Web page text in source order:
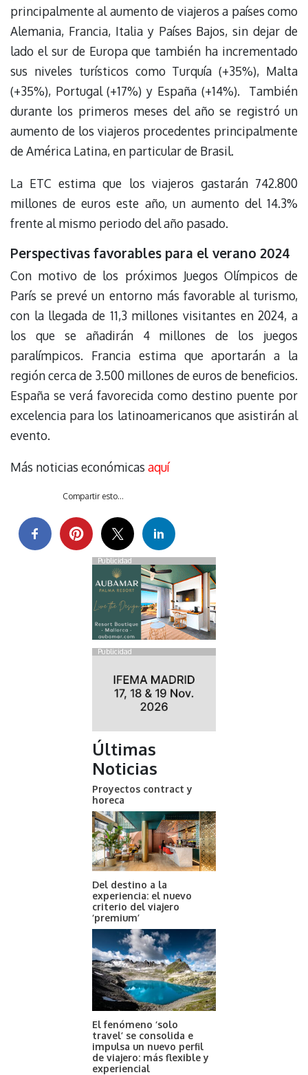
principalmente al aumento de viajeros a países como
Alemania, Francia, Italia y Países Bajos, sin dejar de
lado el sur de Europa que también ha incrementado
sus niveles turísticos como Turquía (+35%), Malta
(+35%), Portugal (+17%) y España (+14%). También
durante los primeros meses del año se registró un
aumento de los viajeros procedentes principalmente
de América Latina, en particular de Brasil.
La ETC estima que los viajeros gastarán 742.800
millones de euros este año, un aumento del 14.3%
frente al mismo periodo del año pasado.
Perspectivas favorables para el verano 2024
Con motivo de los próximos Juegos Olímpicos de
París se prevé un entorno más favorable al turismo,
con la llegada de 11,3 millones visitantes en 2024, a
los que se añadirán 4 millones de los juegos
paralímpicos. Francia estima que aportarán a la
región cerca de 3.500 millones de euros de beneficios.
España se verá favorecida como destino puente por
excelencia para los latinoamericanos que asistirán al
evento.
Más noticias económicas aquí
Compartir esto...
Publicidad
Publicidad
Últimas
Noticias
Proyectos contract y
horeca
Del destino a la
experiencia: el nuevo
criterio del viajero
‘premium’
El fenómeno ‘solo
travel’ se consolida e
impulsa un nuevo perfil
de viajero: más flexible y
experiencial